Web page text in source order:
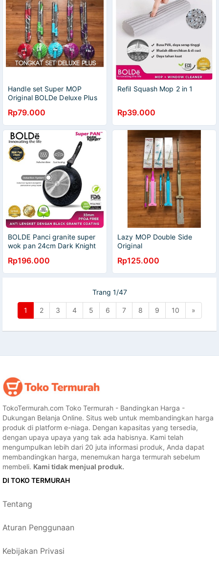
Handle set Super MOP
Original BOLDe Deluxe Plus
Rp79.000
Refil Squash Mop 2 in 1
Rp39.000
BOLDE Panci granite super
wok pan 24cm Dark Knight
Induksi
Rp196.000
Lazy MOP Double Side
Original
Rp125.000
Trang 1/47
1 2 3 4 5 6 7 8 9 10 »
TokoTermurah.com Toko Termurah - Bandingkan Harga -
Dukungan Belanja Online. Situs web untuk membandingkan harga
produk di platform e-niaga. Dengan kapasitas yang tersedia,
dengan upaya upaya yang tak ada habisnya. Kami telah
mengumpulkan lebih dari 20 juta informasi produk, Anda dapat
membandingkan harga, menemukan harga termurah sebelum
membeli. Kami tidak menjual produk.
DI TOKO TERMURAH
Tentang
Aturan Penggunaan
Kebijakan Privasi